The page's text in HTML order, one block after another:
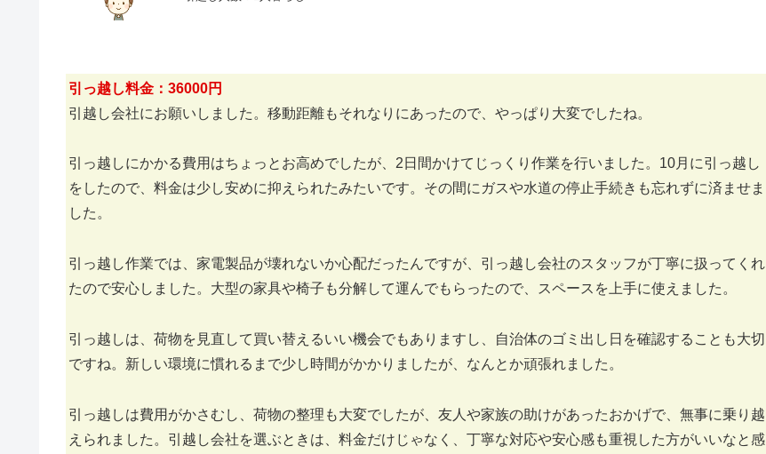
引っ越し料金：36000円
引越し会社にお願いしました。移動距離もそれなりにあったので、やっぱり大変でしたね。
引っ越しにかかる費用はちょっとお高めでしたが、2日間かけてじっくり作業を行いました。10月に引っ越し
をしたので、料金は少し安めに抑えられたみたいです。その間にガスや水道の停止手続きも忘れずに済ませま
した。
引っ越し作業では、家電製品が壊れないか心配だったんですが、引っ越し会社のスタッフが丁寧に扱ってくれ
たので安心しました。大型の家具や椅子も分解して運んでもらったので、スペースを上手に使えました。
引っ越しは、荷物を見直して買い替えるいい機会でもありますし、自治体のゴミ出し日を確認することも大切
ですね。新しい環境に慣れるまで少し時間がかかりましたが、なんとか頑張れました。
引っ越しは費用がかさむし、荷物の整理も大変でしたが、友人や家族の助けがあったおかげで、無事に乗り越
えられました。引越し会社を選ぶときは、料金だけじゃなく、丁寧な対応や安心感も重視した方がいいなと感